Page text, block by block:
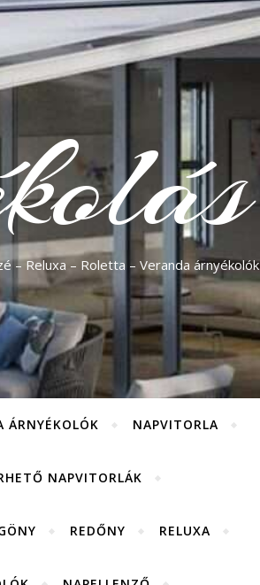
– Reluxa – Roletta – Veranda árnyékolók
ÁRNYÉKOLÓK NAPVITORLA
NAPVITORLÁK
REDŐNY RELUXA